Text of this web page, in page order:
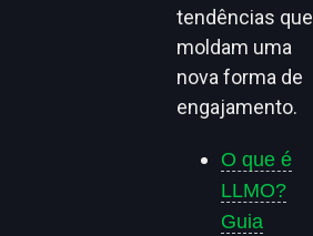
tendências que
moldam uma
nova forma de
engajamento.
O que é
LLMO?
Guia